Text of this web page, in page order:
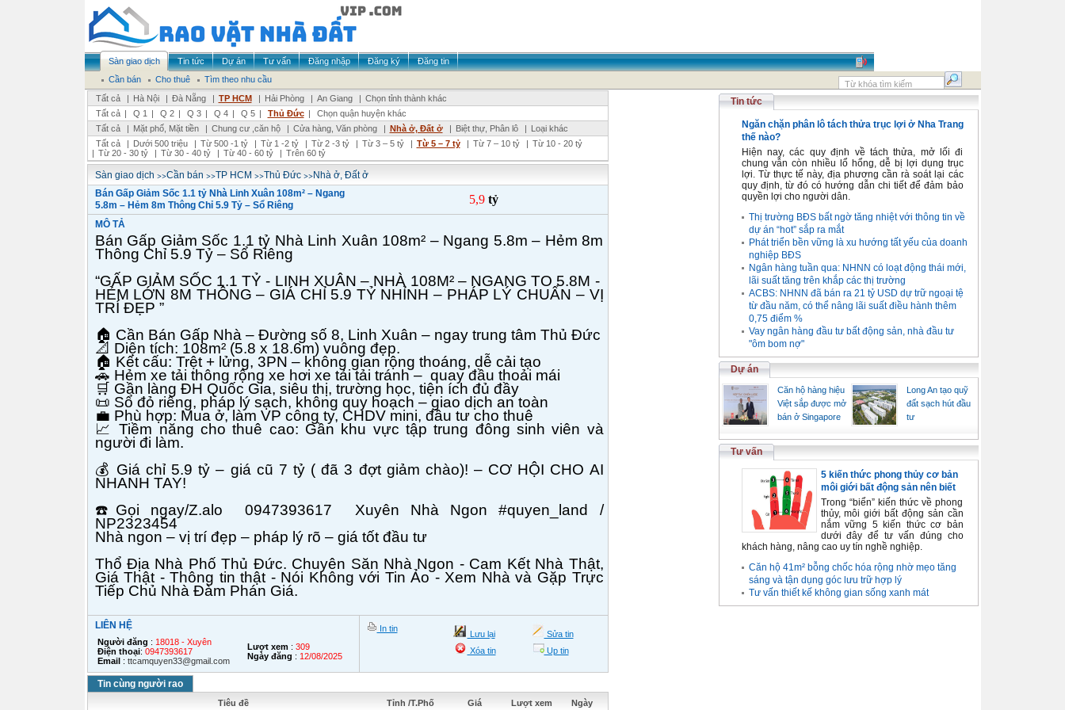
Sàn giao dịch Tin tức Dự án Tư vấn Đăng nhập Đăng ký
Đăng tin
Cần bán
Cho thuê
Tìm theo nhu cầu
Tất cả
| Hà Nội | Đà Nẵng | TP HCM | Hải Phòng | An Giang | Chọn tỉnh thành khác
Tất cả | Q 1 | Q 2 | Q 3 | Q 4 | Q 5 | Thủ Đức |
Chọn quận huyện khác
Tất cả
| Mặt phố, Mặt tiền | Chung cư ,căn hộ | Cửa hàng, Văn phòng | Nhà ở, Đất ở | Biệt thự, Phân lô | Loại khác
Tất cả
| Dưới 500 triệu | Từ 500 -1 tỷ | Từ 1 -2 tỷ | Từ 2 -3 tỷ | Từ 3 – 5 tỷ | Từ 5 – 7 tỷ | Từ 7 – 10 tỷ | Từ 10 - 20 tỷ
| Từ 20 - 30 tỷ | Từ 30 - 40 tỷ | Từ 40 - 60 tỷ | Trên 60 tỷ
Sàn giao dịch >>Cần bán >>TP HCM >>Thủ Đức>>Nhà ở, Đất ở
Bán Gấp Giảm Sốc 1.1 tỷ Nhà Linh Xuân 108m² – Ngang
5.8m – Hẻm 8m Thông Chỉ 5.9 Tỷ – Sổ Riêng
5,9 tỷ
MÔ TẢ
Bán Gấp Giảm Sốc 1.1 tỷ Nhà Linh Xuân 108m² – Ngang 5.8m – Hẻm 8m
Thông Chỉ 5.9 Tỷ – Sổ Riêng
“GẤP GIẢM SỐC 1.1 TỶ - LINH XUÂN – NHÀ 108M² – NGANG TO 5.8M -
HẺM LỚN 8M THÔNG – GIÁ CHỈ 5.9 TỶ NHỈNH – PHÁP LÝ CHUẨN – VỊ
TRÍ ĐẸP ”
🏠 Cần Bán Gấp Nhà – Đường số 8, Linh Xuân – ngay trung tâm Thủ Đức
📐 Diện tích: 108m² (5.8 x 18.6m) vuông đẹp.
🏠 Kết cấu: Trệt + lửng, 3PN – không gian rộng thoáng, dễ cải tạo
🚗 Hẻm xe tải thông rộng xe hơi xe tải tải tránh – quay đầu thoải mái
🛒 Gần làng ĐH Quốc Gia, siêu thị, trường học, tiện ích đủ đầy
📜 Sổ đỏ riêng, pháp lý sạch, không quy hoạch – giao dịch an toàn
💼 Phù hợp: Mua ở, làm VP công ty, CHDV mini, đầu tư cho thuê
📈 Tiềm năng cho thuê cao: Gần khu vực tập trung đông sinh viên và
người đi làm.
💰 Giá chỉ 5.9 tỷ – giá cũ 7 tỷ ( đã 3 đợt giảm chào)! – CƠ HỘI CHO AI
NHANH TAY!
☎️ Gọi ngay/Z.alo
0947393617 Xuyên Nhà Ngon #quyen_land /
NP2323454
Nhà ngon – vị trí đẹp – pháp lý rõ – giá tốt đầu tư
Thổ Địa Nhà Phố Thủ Đức. Chuyên Săn Nhà Ngon - Cam Kết Nhà Thật,
Giá Thật - Thông tin thật - Nói Không với Tin Ảo - Xem Nhà và Gặp Trực
Tiếp Chủ Nhà Đàm Phán Giá.
LIÊN HỆ
Người đăng : 18018 - Xuyên
Điện thoại: 0947393617
Email: ttcamquyen33@gmail.com
Lượt xem: 309
Ngày đăng : 12/08/2025
In tin
Lưu lại
Sửa tin
Xóa tin
Up tin
Tin cùng người rao
Tiêu đề Tỉnh /T.Phố Giá Lượt xem Ngày
Tin tức
Ngăn chặn phân lô tách thửa trục lợi ở Nha Trang
thế nào?
Hiện nay, các quy định về tách thửa, mở lối đi
chung vẫn còn nhiều lổ hổng, dễ bị lợi dụng trục
lợi. Từ thực tế này, địa phương cần rà soát lại các
quy định, từ đó có hướng dẫn chi tiết để đảm bảo
quyền lợi cho người dân.
Thị trường BĐS bất ngờ tăng nhiệt với thông tin về
dự án “hot” sắp ra mắt
Phát triển bền vững là xu hướng tất yếu của doanh
nghiệp BĐS
Ngân hàng tuần qua: NHNN có loạt động thái mới,
lãi suất tăng trên khắp các thị trường
ACBS: NHNN đã bán ra 21 tỷ USD dự trữ ngoại tệ
từ đầu năm, có thể nâng lãi suất điều hành thêm
0,75 điểm %
Vay ngân hàng đầu tư bất động sản, nhà đầu tư
"ôm bom nợ"
Dự án
Căn hộ hàng hiệu
Việt sắp được mở
bán ở Singapore
Long An tạo quỹ
đất sạch hút đầu
tư
Tư vấn
5 kiến thức phong thủy cơ bản
môi giới bất động sản nên biết
Trong “biển” kiến thức về phong
thủy, môi giới bất động sản cần
nắm vững 5 kiến thức cơ bản
dưới đây để tư vấn đúng cho
khách hàng, nâng cao uy tín nghề nghiệp.
Căn hộ 41m² bỗng chốc hóa rộng nhờ mẹo tăng
sáng và tận dụng góc lưu trữ hợp lý
Tư vấn thiết kế không gian sống xanh mát